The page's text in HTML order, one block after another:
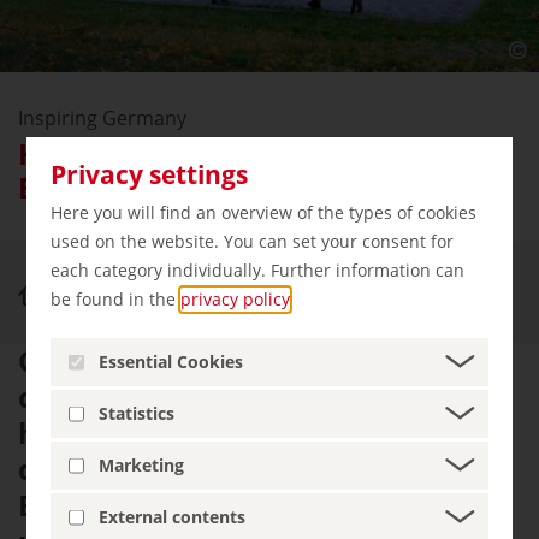
Privacy settings
Here you will find an overview of the types of cookies
used on the website. You can set your consent for
each category individually. Further information can
be found in the privacy policy
Essential Cookies
Statistics
Marketing
External contents
Inspiring Germany
Hamburgo - La metrópoli verde de
Europa en el Alster y el Elba
Inspiring Germany
Con su encanto marítimo y su
cosmopolitismo, la ciudad
hanseática de Hamburgo es una
de las metrópolis más bellas de
Europa y ofrece a sus huéspedes